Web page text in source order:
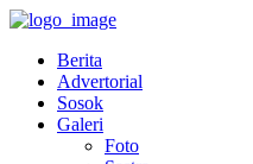
Berita
Advertorial
Sosok
Galeri
Foto